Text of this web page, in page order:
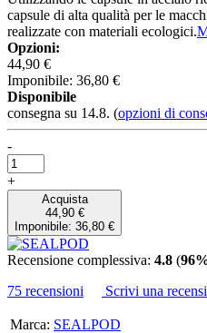
capsule di alta qualità per le
realizzate con materiali ecologici.
Opzioni:
44,90 €
Imponibile: 36,80 €
Disponibile
consegna su 14.8. (opzioni di
-
+
Acquista
44,90 €
Imponibile: 36,80 €
Recensione complessiva: 4.8 (
75 recensioni
Scrivi una
Marca: SEALPOD